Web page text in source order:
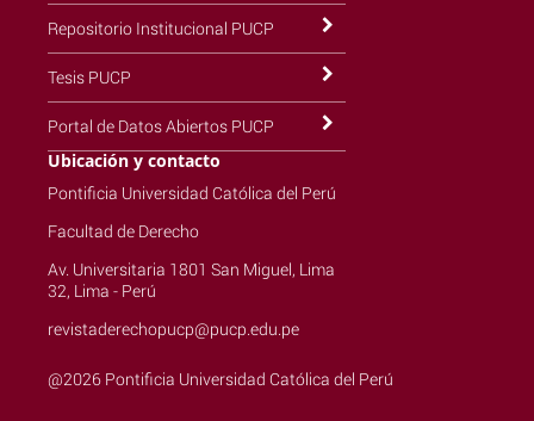
Repositorio Institucional PUCP
Tesis PUCP
Portal de Datos Abiertos PUCP
Ubicación y contacto
Pontificia Universidad Católica del Perú
Facultad de Derecho
Av. Universitaria 1801 San Miguel, Lima
32, Lima - Perú
revistaderechopucp@pucp.edu.pe
@2026 Pontificia Universidad Católica del Perú